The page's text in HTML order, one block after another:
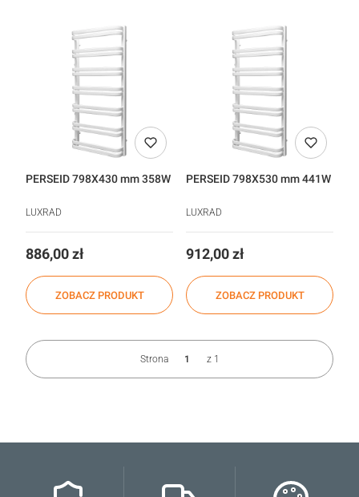
PERSEID 798X430 mm 358W
LUXRAD
Cena
886,00 zł
ZOBACZ PRODUKT
PERSEID 798X530 mm 441W
LUXRAD
Cena
912,00 zł
ZOBACZ PRODUKT
Strona z 1